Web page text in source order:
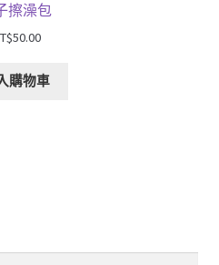
擦澡包
50.00
購物車